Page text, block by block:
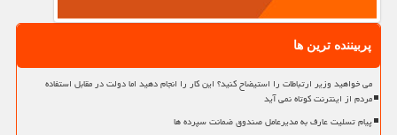
پربیننده ترین ها
می خواهید وزیر ارتباطات را استیضاح کنید؟ این کار را انجام دهید اما دولت در مقابل استفاده
مردم از اینترنت کوتاه نمی آید
پیام تسلیت عارف به مدیرعامل صندوق ضمانت سپرده ها